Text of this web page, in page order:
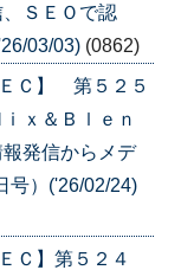
ＳＥＯで認
03/03) (0862)
ＥＣ】 第５２５
ｘ＆Ｂｌｅｎ
発信からメデ
号）('26/02/24)
Ｃ】第５２４